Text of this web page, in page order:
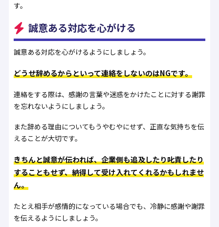
す。
誠意ある対応を心がける
誠意ある対応を心がけるようにしましょう。
どうせ辞めるからといって連絡をしないのはNGです。
連絡をする際は、感謝の言葉や迷惑をかけたことに対する謝罪
を忘れないようにしましょう。
また辞める理由についてもうやむやにせず、正直な気持ちを伝
えることが大切です。
きちんと誠意が伝われば、企業側も追及したり叱責したり
することもせず、納得して受け入れてくれるかもしれませ
ん。
たとえ相手が感情的になっている場合でも、冷静に感謝や謝罪
を伝えるようにしましょう。